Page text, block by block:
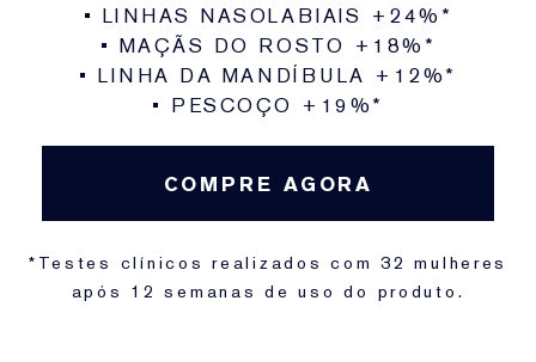
• LINHAS NASOLABIAIS +24%*
• MAÇÃS DO ROSTO +18%*
• LINHA DA MANDÍBULA +12%*
• PESCOÇO +19%*
COMPRE AGORA
*Testes clínicos realizados com 32 mulheres
após 12 semanas de uso do produto.​